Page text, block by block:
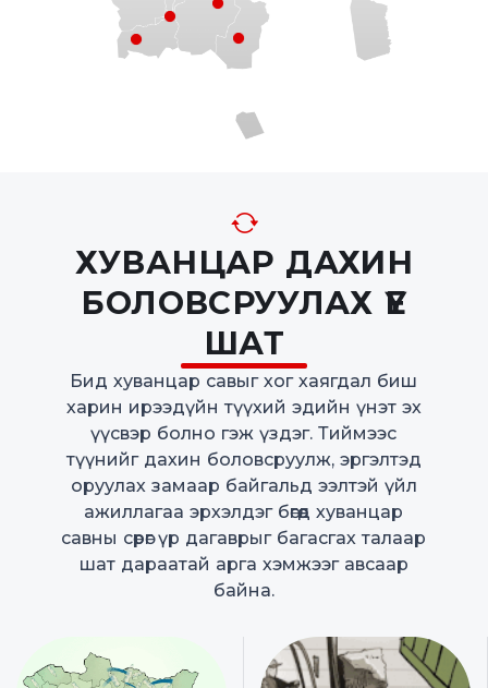
ХУВАНЦАР ДАХИН
БОЛОВСРУУЛАХ ҮЕ
ШАТ
Бид хуванцар савыг хог хаягдал биш
харин ирээдүйн түүхий эдийн үнэт эх
үүсвэр болно гэж үздэг. Тиймээс
түүнийг дахин боловсруулж, эргэлтэд
оруулах замаар байгальд ээлтэй үйл
ажиллагаа эрхэлдэг бөгөөд хуванцар
савны сөрөг үр дагаврыг багасгах талаар
шат дараатай арга хэмжээг авсаар
байна.